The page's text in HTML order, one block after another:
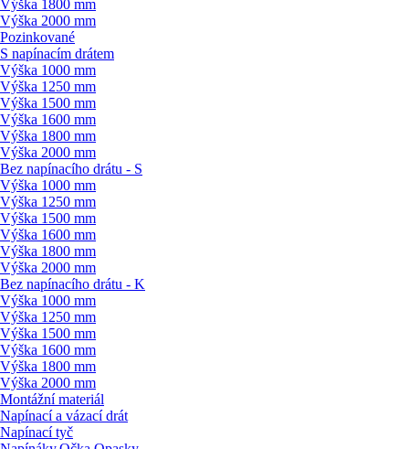
Výška 1800 mm
Výška 2000 mm
Pozinkované
S napínacím drátem
Výška 1000 mm
Výška 1250 mm
Výška 1500 mm
Výška 1600 mm
Výška 1800 mm
Výška 2000 mm
Bez napínacího drátu - S
Výška 1000 mm
Výška 1250 mm
Výška 1500 mm
Výška 1600 mm
Výška 1800 mm
Výška 2000 mm
Bez napínacího drátu - K
Výška 1000 mm
Výška 1250 mm
Výška 1500 mm
Výška 1600 mm
Výška 1800 mm
Výška 2000 mm
Montážní materiál
Napínací a vázací drát
Napínací tyč